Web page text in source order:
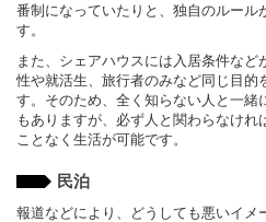
番制になっていたりと、独自のルール
す。
また、シェアハウスには入居条件な
性や就活生、旅行者のみなど同じ目的
す。そのため、全く知らない人と一緒
もありますが、必ず人と関わらなけ
ことなく生活が可能です。
民泊
報道などにより、どうしても悪いイメ